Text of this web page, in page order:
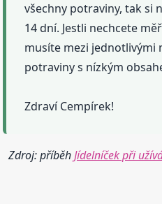
všechny potraviny, tak si
14 dní. Jestli nechcete
musíte mezi jednotlivými
potraviny s nízkým
Zdraví Cempírek!
Zdroj: příběhJídelníček při